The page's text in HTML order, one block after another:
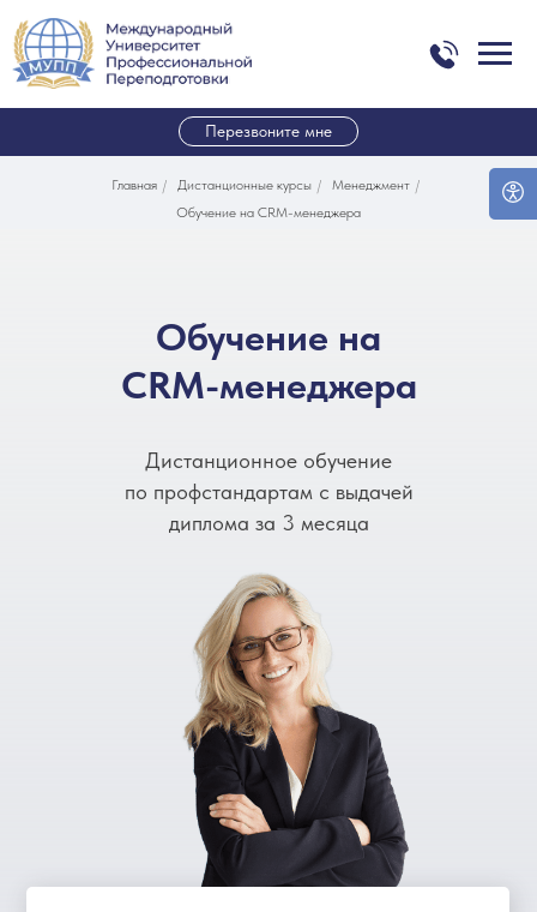
Перезвоните мне
Главная / Дистанционные курсы / Менеджмент /
Обучение на CRM-менеджера
Обучение на
CRM-менеджера
Дистанционное обучение
по профстандартам с выдачей
диплома за 3 месяца